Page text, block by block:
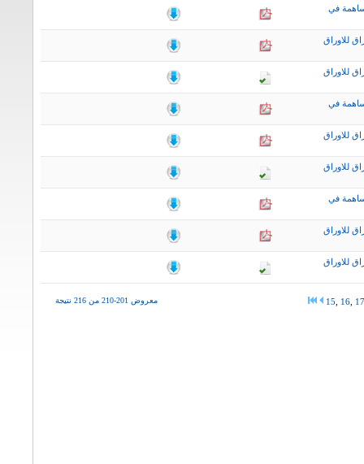
في
للاوراق
للاوراق
في
للاوراق
للاوراق
في
للاوراق
للاوراق
معروض 201-210 من 216 نتيجة 15 16 17